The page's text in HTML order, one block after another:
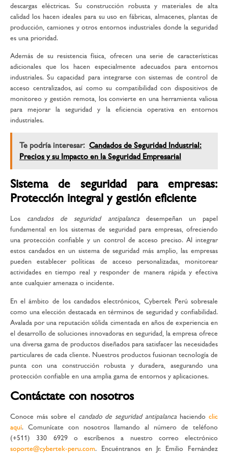
descargas eléctricas. Su construcción robusta y materiales de alta
calidad los hacen ideales para su uso en fábricas, almacenes, plantas de
producción, camiones y otros entornos industriales donde la seguridad
es una prioridad.
Además de su resistencia física, ofrecen una serie de características
adicionales que los hacen especialmente adecuados para entornos
industriales. Su capacidad para integrarse con sistemas de control de
acceso centralizados, así como su compatibilidad con dispositivos de
monitoreo y gestión remota, los convierte en una herramienta valiosa
para mejorar la seguridad y la eficiencia operativa en entornos
industriales.
Te podría interesar: Candados de Seguridad Industrial:
Precios y su Impacto en la Seguridad Empresarial
Sistema de seguridad para empresas:
Protección integral y gestión eficiente
Los candados de seguridad antipalancadesempeñan un papel
fundamental en los sistemas de seguridad para empresas, ofreciendo
una protección confiable y un control de acceso preciso. Al integrar
estos candados en un sistema de seguridad más amplio, las empresas
pueden establecer políticas de acceso personalizadas, monitorear
actividades en tiempo real y responder de manera rápida y efectiva
ante cualquier amenaza o incidente.
En el ámbito de los candados electrónicos, Cybertek Perú sobresale
como una elección destacada en términos de seguridad y confiabilidad.
Avalada por una reputación sólida cimentada en años de experiencia en
el desarrollo de soluciones innovadoras en seguridad, la empresa ofrece
una diversa gama de productos diseñados para satisfacer las necesidades
particulares de cada cliente. Nuestros productos fusionan tecnología de
punta con una construcción robusta y duradera, asegurando una
protección confiable en una amplia gama de entornos y aplicaciones.
Contáctate con nosotros
Conoce más sobre el candado de seguridad antipalanca haciendoclic
aquí. Comunícate con nosotros llamando al número de teléfono
(+511) 330 6929 o escríbenos a nuestro correo electrónico
soporte@cybertek-peru.com. Encuéntranos en Jr. Emilio Fernández